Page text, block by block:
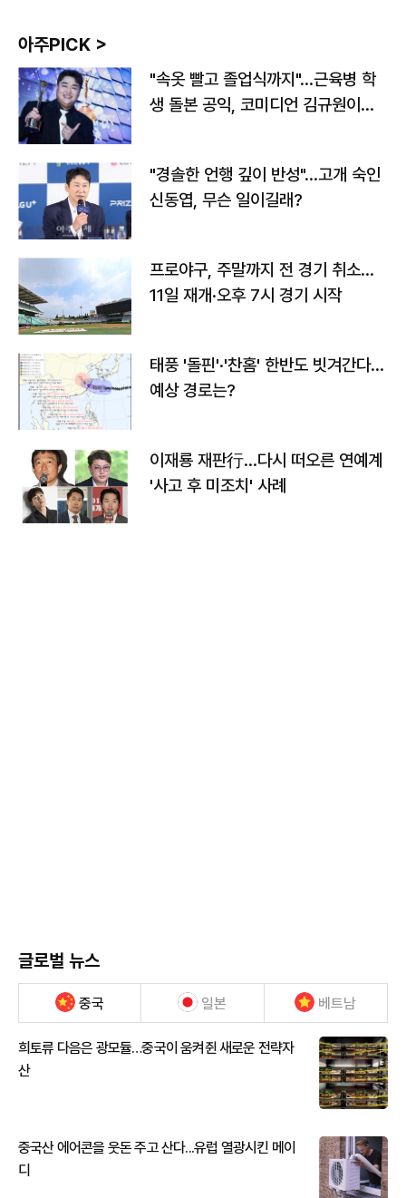
아주PICK >
"속옷 빨고 졸업식까지"…근육병 학
생 돌본 공익, 코미디언 김규원이었
"경솔한 언행 깊이 반성"…고개 숙인
신동엽, 무슨 일이길래?
프로야구, 주말까지 전 경기 취소…
11일 재개·오후 7시 경기 시작
태풍 '돌핀'·'찬홈' 한반도 빗겨간다…
예상 경로는?
이재룡 재판行…다시 떠오른 연예계
'사고 후 미조치' 사례
글로벌 뉴스
중국 일본 베트남
희토류 다음은 광모듈…중국이 움켜쥔 새로운 전략자
산
중국산 에어콘을 웃돈 주고 산다...유럽 열광시킨 메이
디